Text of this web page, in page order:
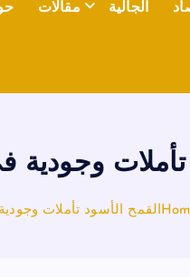
الجالية مقالات
تأملات
القمح الأسود تأملات